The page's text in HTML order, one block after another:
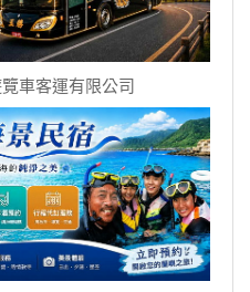
車客運有限公司